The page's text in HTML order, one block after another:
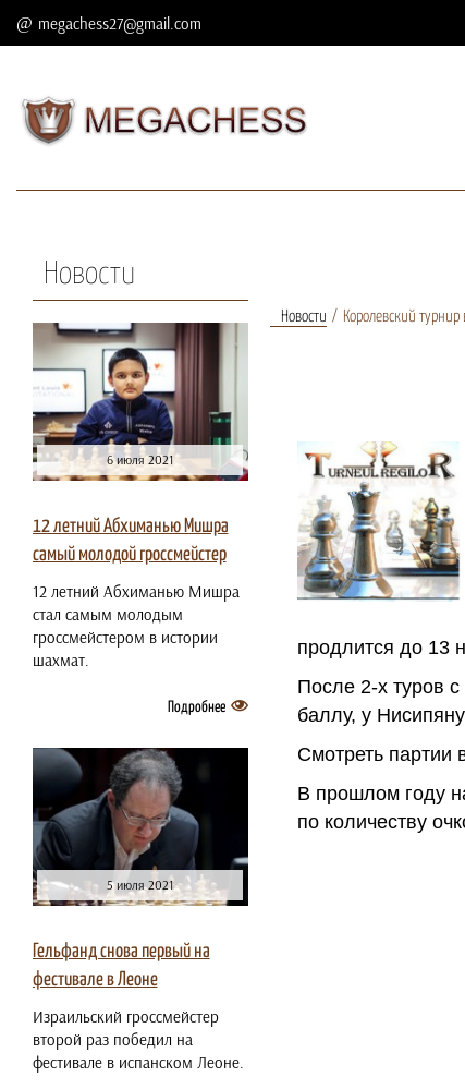
megachess27@gmail.com
Новости
6 июля 2021
12 летний Абхиманью Мишра
самый молодой гроссмейстер
12 летний Абхиманью Мишра
стал самым молодым
гроссмейстером в истории
шахмат.
Подробнее
5 июля 2021
Гельфанд снова первый на
фестивале в Леоне
Израильский гроссмейстер
второй раз победил на
фестивале в испанском Леоне.
Новости Королевский
продлится до 13
После 2-х туров
баллу, у
Смотреть
В прошлом году
по количеству